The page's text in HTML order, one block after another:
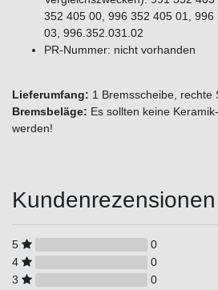
352 405 00, 996 352 405 01,
03, 996.352.031.02
PR-Nummer: nicht vorhanden
Lieferumfang: 1 Bremsscheibe, rechte
Bremsbeläge: Es sollten keine
werden!
Kundenrezensionen
5
0
4
0
3
0